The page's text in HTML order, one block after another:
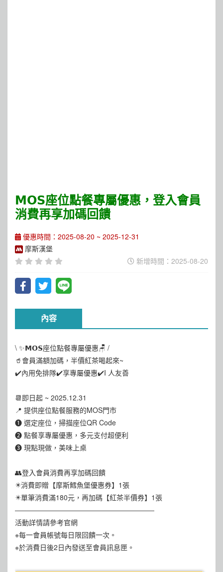
𝗠𝗢𝗦座位點餐專屬優惠，登入會員
消費再享加碼回饋
優惠時間：2025-08-20 ~ 2025-12-31
摩斯漢堡
新增時間：2025-08-20
內容
\ ✨𝗠𝗢𝗦座位點餐專屬優惠🪑 /
🥤會員滿額加碼，半價紅茶喝起來~
✔️內用免排隊✔️享專屬優惠✔️I 人友善
📆即日起 ~ 2025.12.31
📍 提供座位點餐服務的MOS門市
❶ 選定座位，掃描座位QR Code
❷ 點餐享專屬優惠，多元支付超便利
❸ 現點現做，美味上桌
👥登入會員消費再享加碼回饋
✴️消費即贈【摩斯鱈魚堡優惠券】1張
✴️單筆消費滿180元，再加碼【紅茶半價券】1張
――――――――――――――――――――
活動詳情請參考官網
※每一會員帳號每日限回饋一次。
※於消費日後2日內發送至會員訊息匣。